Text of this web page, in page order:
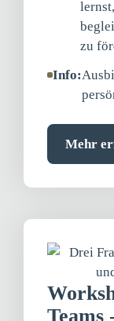
zu
Info:
Mehr
Teams